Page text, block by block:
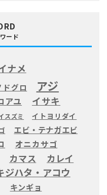
ード
ナメ
ドグロ アジ
アユ イサキ
スズミ イトヨリダイ
エビ・テナガエビ
オニカサゴ
カマス カレイ
ジハタ・アコウ
キンギョ